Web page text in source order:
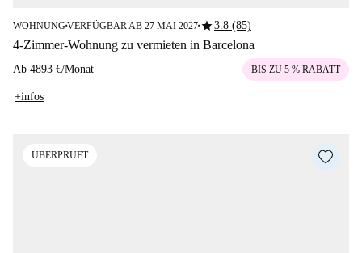
WOHNUNG■VERFÜGBAR AB 27 MAI 2027■star3.8 (85)
4-Zimmer-Wohnung zu vermieten in Barcelona
Ab 4893 €/Monat BIS ZU 5 % RABATT
+infos
ÜBERPRÜFT